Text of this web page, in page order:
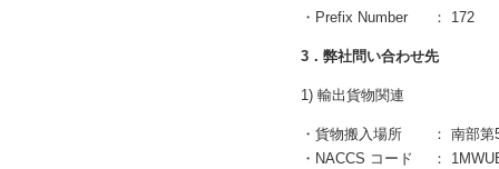
・Prefix Number
： 172
3．弊社問い合わせ先
1) 輸出貨物関連
・貨物搬入場所
： 南部
・NACCS コード
：